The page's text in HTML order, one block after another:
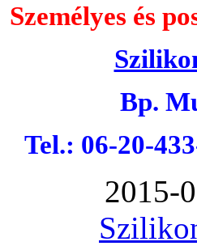
Személyes és
Bp.
Tel.: 06-20-
2015-